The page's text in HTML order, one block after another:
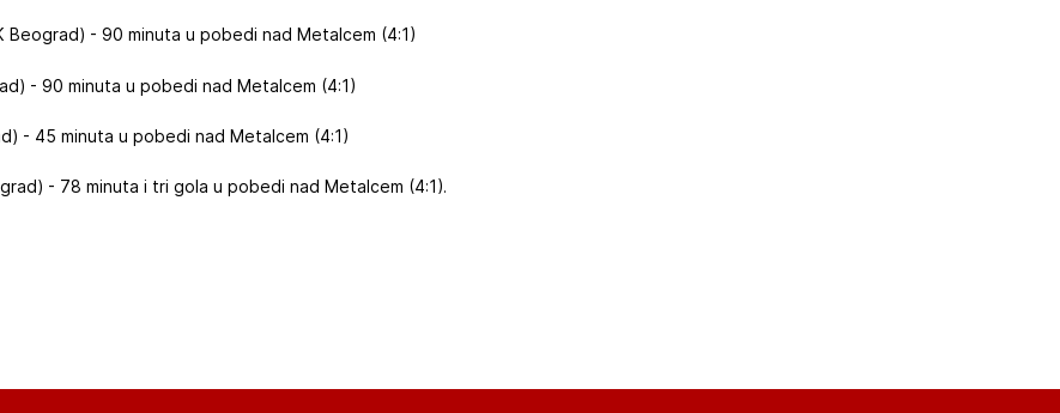
Beograd) - 90 minuta u pobedi nad Metalcem (4:1)
- 90 minuta u pobedi nad Metalcem (4:1)
- 45 minuta u pobedi nad Metalcem (4:1)
- 78 minuta i tri gola u pobedi nad Metalcem (4:1).